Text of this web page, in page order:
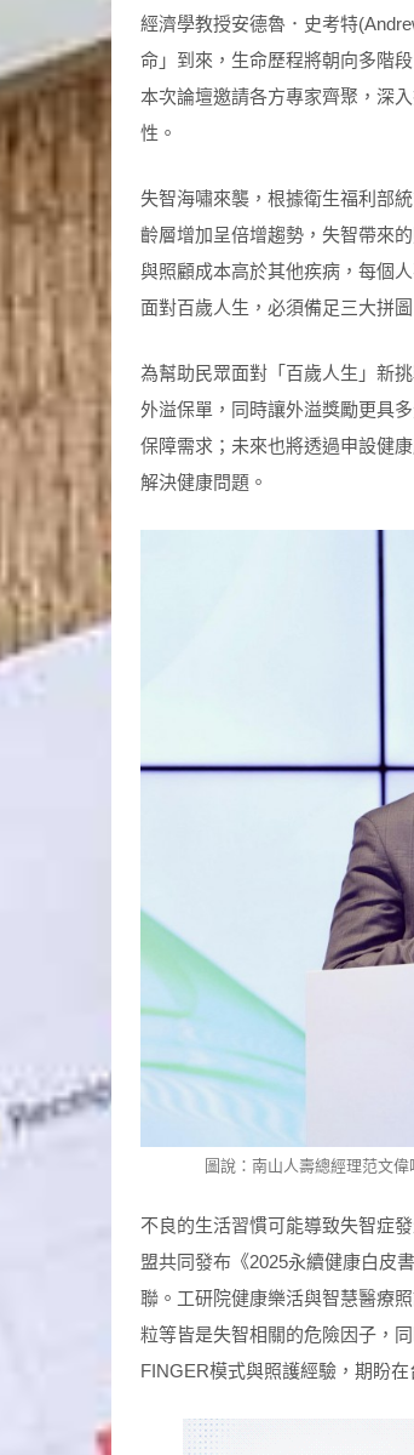
經濟學教授安德魯．史考特
命」到來，生命歷程將朝向多階
本次論壇邀請各方專家齊聚，深
性。
失智海嘯來襲，根據衛生福利部
齡層增加呈倍增趨勢，失智帶來
與照顧成本高於其他疾病，每個
面對百歲人生，必須備足三大拼
為幫助民眾面對「百歲人生」新
外溢保單，同時讓外溢獎勵更具
保障需求；未來也將透過申設健
解決健康問題。
圖說：南山人壽總經理范文
不良的生活習慣可能導致失智症
盟共同發布《2025永續健康白皮
聯。工研院健康樂活與智慧醫療
粒等皆是失智相關的危險因子，
FINGER模式與照護經驗，期盼